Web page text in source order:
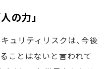
の力」
ュリティリスクは、今後
ことはないと言われて